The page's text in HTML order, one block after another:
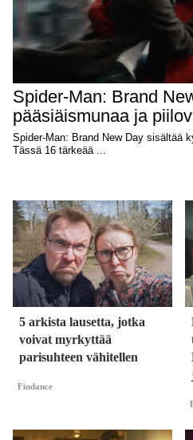
5 arkista lausetta, jotka
voivat myrkyttää
parisuhteen vähitellen
Findance